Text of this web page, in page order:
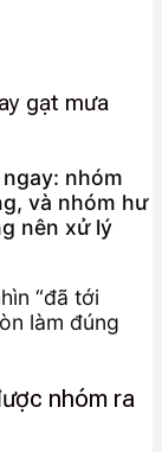
gạt mưa
nhóm
và nhóm hư
nên xử lý
“đã tới
làm đúng
nhóm ra